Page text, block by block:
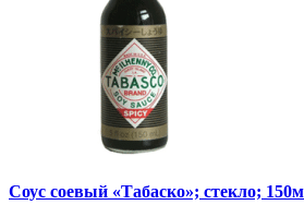
Соус соевый «Табаско»; стекло;